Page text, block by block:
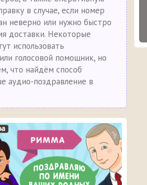
в случае, если номер
неверно или нужно быстро
доставки. Некоторые
использовать
голосовой помощник, но
что найдём способ
аудио-поздравление в